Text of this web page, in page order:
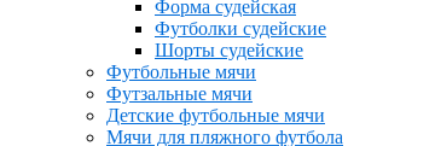
Форма судейская
Футболки судейские
Шорты судейские
Футбольные мячи
Футзальные мячи
Детские футбольные мячи
Мячи для пляжного футбола